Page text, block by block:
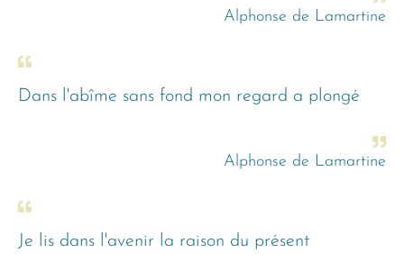
Alphonse de Lamartine
Dans l'abîme sans fond mon regard a plongé
Alphonse de Lamartine
Je lis dans l'avenir la raison du présent